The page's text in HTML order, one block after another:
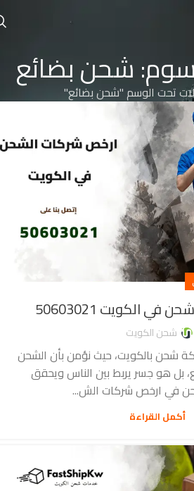
شحن بضائع
تحت الوسم "شحن بضائع"
الكويت 50603021
شحن الكويت
شحن بالكويت، حيث نؤمن بأن الشحن
بل هو جسر يربط بين الناس ويحقق
في ارخص شركات الش...
أكمل القراءة